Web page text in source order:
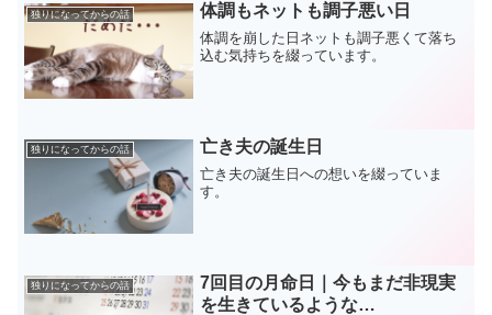
独りになってからの話 体調もネットも調子悪い日
体調を崩した日ネットも調子悪くて落ち
込む気持ちを綴っています。
独りになってからの話 亡き夫の誕生日
亡き夫の誕生日への想いを綴っていま
す。
独りになってからの話
7回目の月命日｜今もまだ非現実
を生きているような…